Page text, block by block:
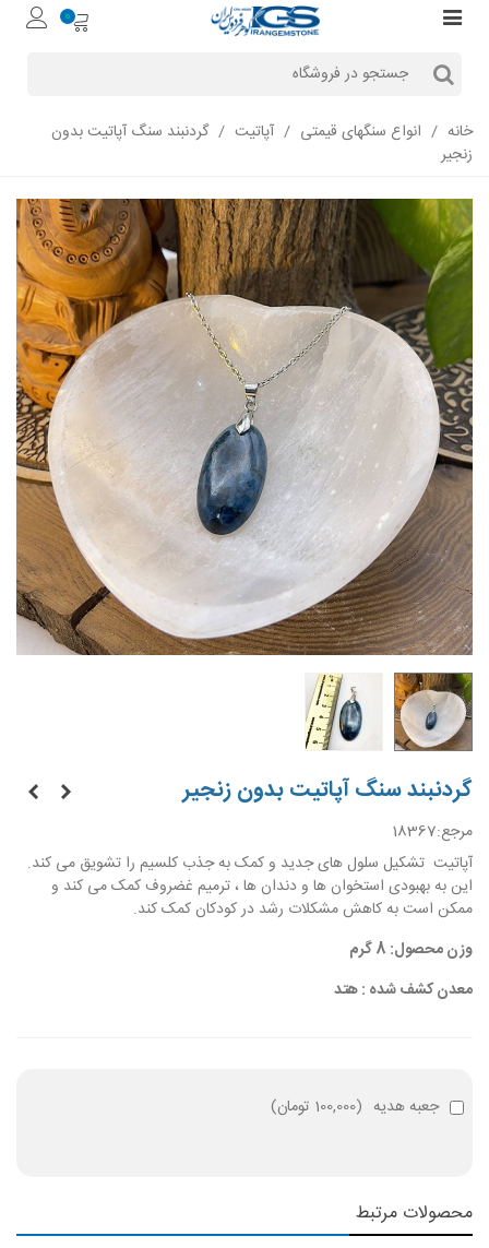
0
خانه / انواع سنگهای قیمتی / آپاتیت / گردنبند سنگ آپاتیت بدون
زنجیر
گردنبند سنگ آپاتیت بدون زنجیر
مرجع:18367
آپاتیت تشکیل سلول های جدید و کمک به جذب کلسیم را تشویق می کند.
این به بهبودی استخوان ها و دندان ها ، ترمیم غضروف کمک می کند و
ممکن است به کاهش مشکلات رشد در کودکان کمک کند.
وزن محصول: 8 گرم
معدن کشف شده : هتد
جعبه هدیه (100,000 تومان )
محصولات مرتبط